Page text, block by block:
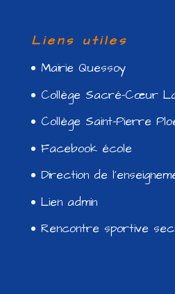
Liens utiles
Mairie Quessoy
Collège Sacré-Cœur
Collège Saint-Pierre
Facebook école
Direction de
Lien admin
Rencontre sportive